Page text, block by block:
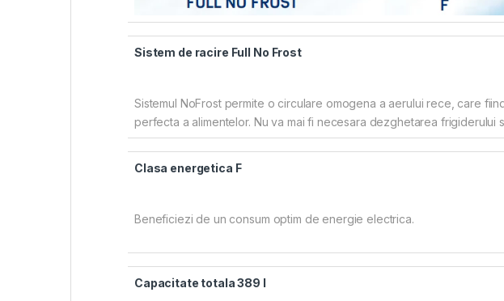
Sistem de racire Full No Frost
Sistemul NoFrost permite o circulare omogena a aerului rece, care
perfecta a alimentelor. Nu va mai fi necesara dezghetarea frigiderului
Clasa energetica F
Beneficiezi de un consum optim de energie electrica.
Capacitate totala 389 l